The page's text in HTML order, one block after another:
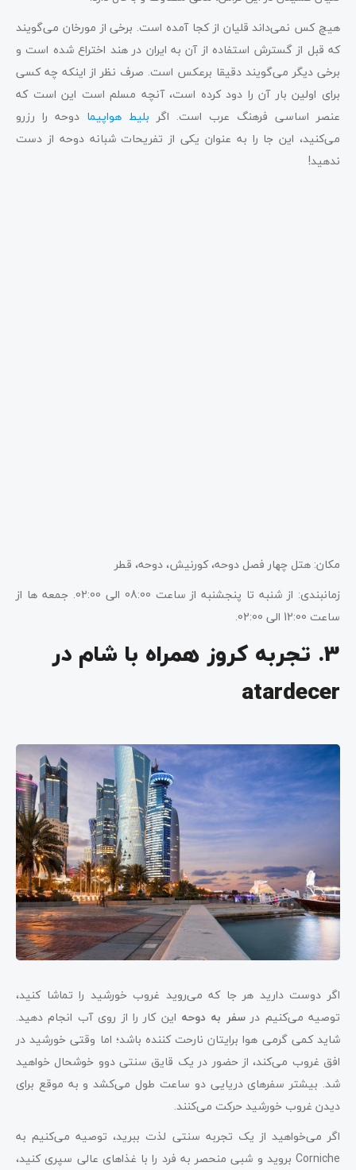
هیچ کس نمی‌داند قلیان از کجا آمده است. برخی از مورخان می‌گویند
که قبل از گسترش استفاده از آن به ایران در هند اختراع شده است و
برخی دیگر می‌گویند دقیقا برعکس است. صرف نظر از اینکه چه کسی
برای اولین بار آن را دود کرده است، آنچه مسلم است این است که
عنصر اساسی فرهنگ عرب است. اگر بلیط هواپیما دوحه را رزرو
می‌کنید، این جا را به عنوان یکی از تفریحات شبانه دوحه از دست
ندهید!
مکان: هتل چهار فصل دوحه، کورنیش، دوحه، قطر
زمانبندی: از شنبه تا پنجشنبه از ساعت 08:00 الی 02:00. جمعه ها از
ساعت 12:00 الی 02:00.
3. تجربه کروز همراه با شام در
atardecer
اگر دوست دارید هر جا که می‌روید غروب خورشید را تماشا کنید،
توصیه می‌کنیم درسفر به دوحه این کار را از روی آب انجام دهید.
شاید کمی گرمی هوا برایتان نارحت کننده باشد؛ اما وقتی خورشید در
افق غروب می‌کند، از حضور در یک قایق سنتی دوو خوشحال خواهید
شد. بیشتر سفرهای دریایی دو ساعت طول می‌کشد و به موقع برای
دیدن غروب خورشید حرکت می‌کنند.
اگر می‌خواهید از یک تجربه سنتی لذت ببرید، توصیه می‌کنیم به
Corniche بروید و شبی منحصر به فرد را با غذاهای عالی سپری کنید،